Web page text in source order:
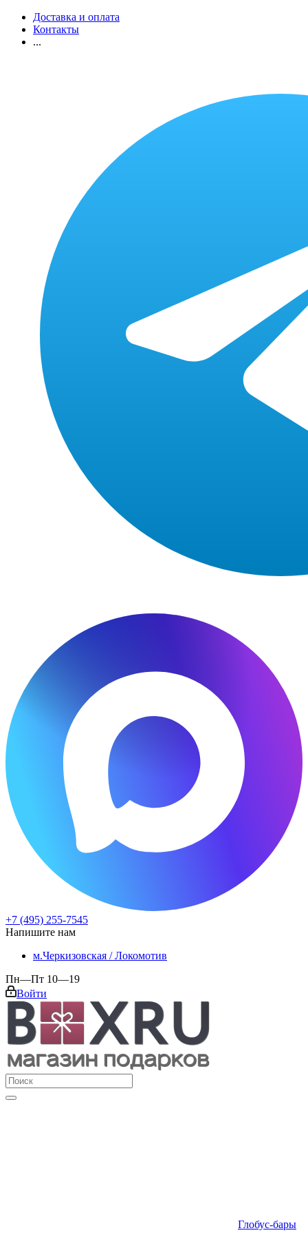
Доставка и оплата
Контакты
...
+7 (495) 255-7545
Напишите нам
м.Черкизовская / Локомотив
Пн—Пт 10—19
Войти
Глобус-бары